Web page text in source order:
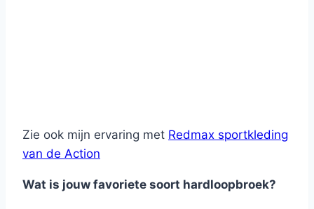
Zie ook mijn ervaring met Redmax sportkleding
van de Action
Wat is jouw favoriete soort hardloopbroek?